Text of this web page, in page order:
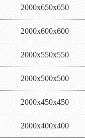
2000х650х650
2000х600х600
2000х550х550
2000х500х500
2000х450х450
2000х400х400